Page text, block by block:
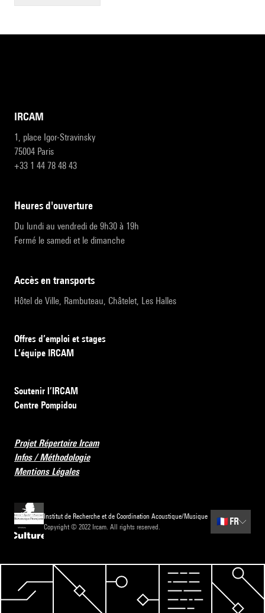
IRCAM
1, place Igor-Stravinsky
75004 Paris
+33 1 44 78 48 43
heures d'ouverture
Du lundi au vendredi de 9h30 à 19h
Fermé le samedi et le dimanche
accès en transports
Hôtel de Ville, Rambuteau, Châtelet, Les Halles
Offres d’emploi et stages
L’équipe IRCAM
Soutenir l’IRCAM
Centre Pompidou
Projet Répertoire Ircam
Infos / Méthodologie
Mentions Légales
Institut de Recherche et de Coordination Acoustique/Musique
Copyright © 2022 Ircam. All rights reserved.
🇫🇷 FR